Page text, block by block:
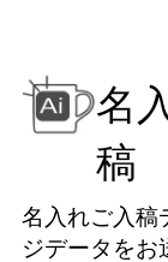
名
稿
名入れご入稿
ジデータをお